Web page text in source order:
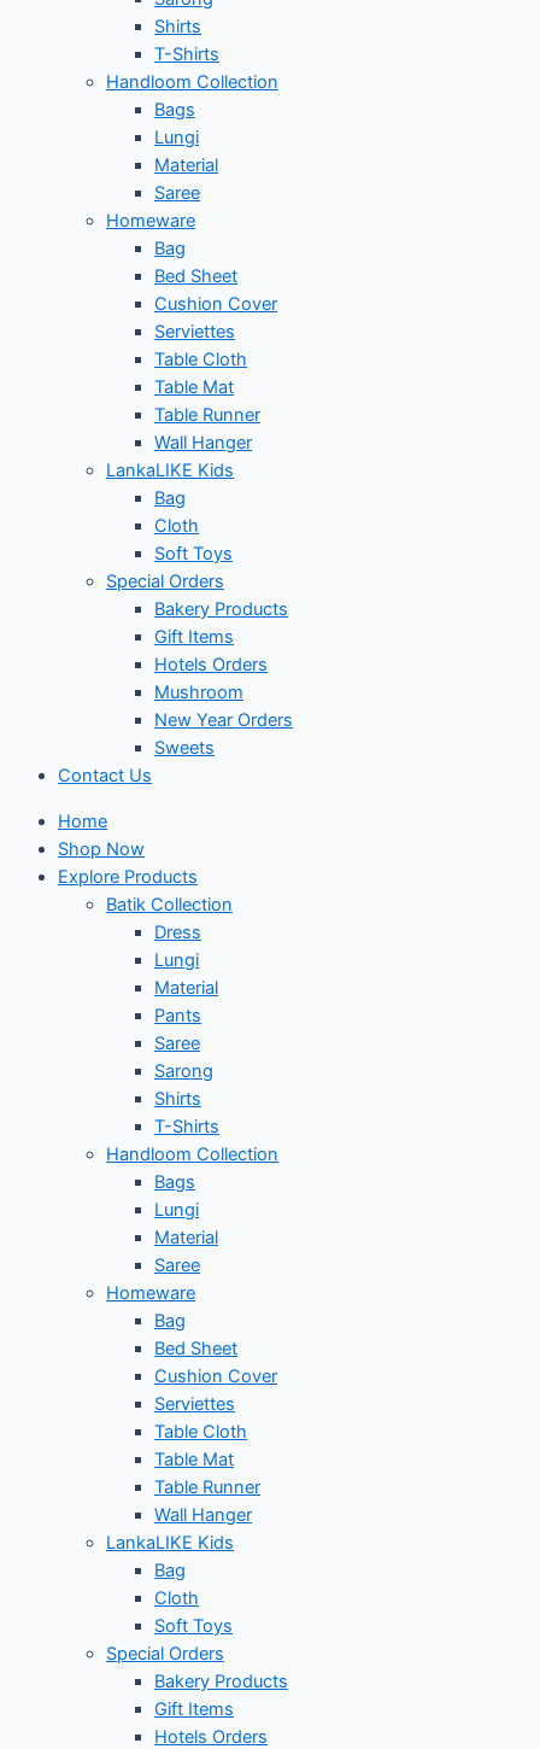
Shirts
T-Shirts
Handloom Collection
Bags
Lungi
Material
Saree
Homeware
Bag
Bed Sheet
Cushion Cover
Serviettes
Table Cloth
Table Mat
Table Runner
Wall Hanger
LankaLIKE Kids
Bag
Cloth
Soft Toys
Special Orders
Bakery Products
Gift Items
Hotels Orders
Mushroom
New Year Orders
Sweets
Contact Us
Home
Shop Now
Explore Products
Batik Collection
Dress
Lungi
Material
Pants
Saree
Sarong
Shirts
T-Shirts
Handloom Collection
Bags
Lungi
Material
Saree
Homeware
Bag
Bed Sheet
Cushion Cover
Serviettes
Table Cloth
Table Mat
Table Runner
Wall Hanger
LankaLIKE Kids
Bag
Cloth
Soft Toys
Special Orders
Bakery Products
Gift Items
Hotels Orders